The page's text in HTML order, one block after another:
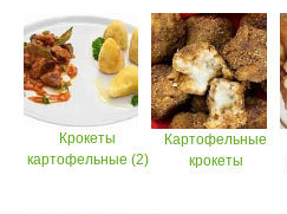
Крокеты
картофельные (2)
Картофельные
крокеты